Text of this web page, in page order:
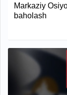
Markaziy
baholash